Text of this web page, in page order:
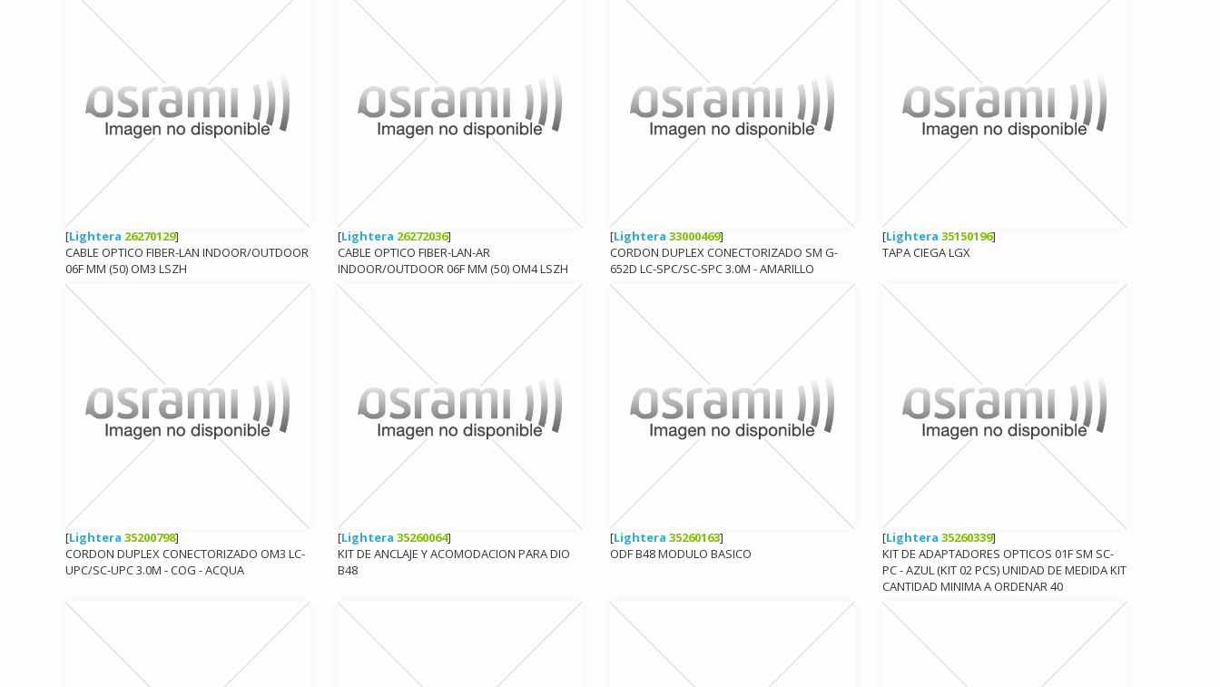
[Lightera 26270129]
CABLE OPTICO FIBER-LAN INDOOR/OUTDOOR
06F MM (50) OM3 LSZH
[Lightera 26272036]
CABLE OPTICO FIBER-LAN-AR
INDOOR/OUTDOOR 06F MM (50) OM4 LSZH
[Lightera 33000469]
CORDON DUPLEX CONECTORIZADO SM G-
652D LC-SPC/SC-SPC 3.0M - AMARILLO
[Lightera 35150196]
TAPA CIEGA LGX
[Lightera 35200798]
CORDON DUPLEX CONECTORIZADO OM3 LC-
UPC/SC-UPC 3.0M - COG - ACQUA
[Lightera 35260064]
KIT DE ANCLAJE Y ACOMODACION PARA DIO
B48
[Lightera 35260163]
ODF B48 MODULO BASICO
[Lightera 35260339]
KIT DE ADAPTADORES OPTICOS 01F SM SC-
PC - AZUL (KIT 02 PCS) UNIDAD DE MEDIDA KIT
CANTIDAD MINIMA A ORDENAR 40